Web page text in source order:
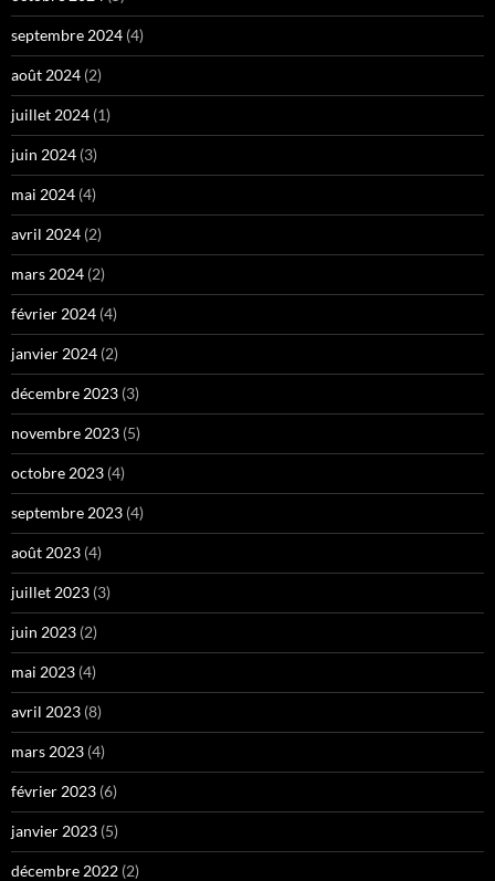
septembre 2024 (4)
août 2024 (2)
juillet 2024 (1)
juin 2024 (3)
mai 2024 (4)
avril 2024 (2)
mars 2024 (2)
février 2024 (4)
janvier 2024 (2)
décembre 2023 (3)
novembre 2023 (5)
octobre 2023 (4)
septembre 2023 (4)
août 2023 (4)
juillet 2023 (3)
juin 2023 (2)
mai 2023 (4)
avril 2023 (8)
mars 2023 (4)
février 2023 (6)
janvier 2023 (5)
décembre 2022 (2)